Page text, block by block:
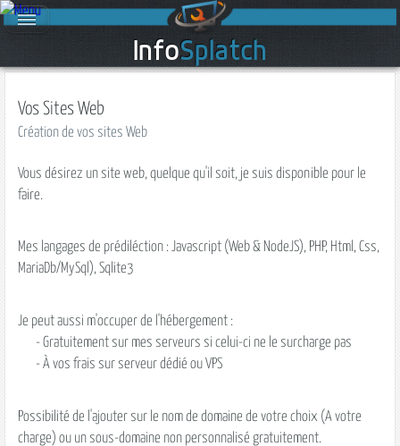
Vos Sites Web
Création de vos sites Web
Vous désirez un site web, quelque qu'il soit, je suis disponible pour le
faire.
Mes langages de prédiléction : Javascript (Web & NodeJS), PHP, Html, Css,
MariaDb/MySql), Sqlite3
Je peut aussi m'occuper de l'hébergement :
- Gratuitement sur mes serveurs si celui-ci ne le surcharge pas
- À vos frais sur serveur dédié ou VPS
Possibilité de l'ajouter sur le nom de domaine de votre choix (A votre
charge) ou un sous-domaine non personnalisé gratuitement.
InfoSplatch